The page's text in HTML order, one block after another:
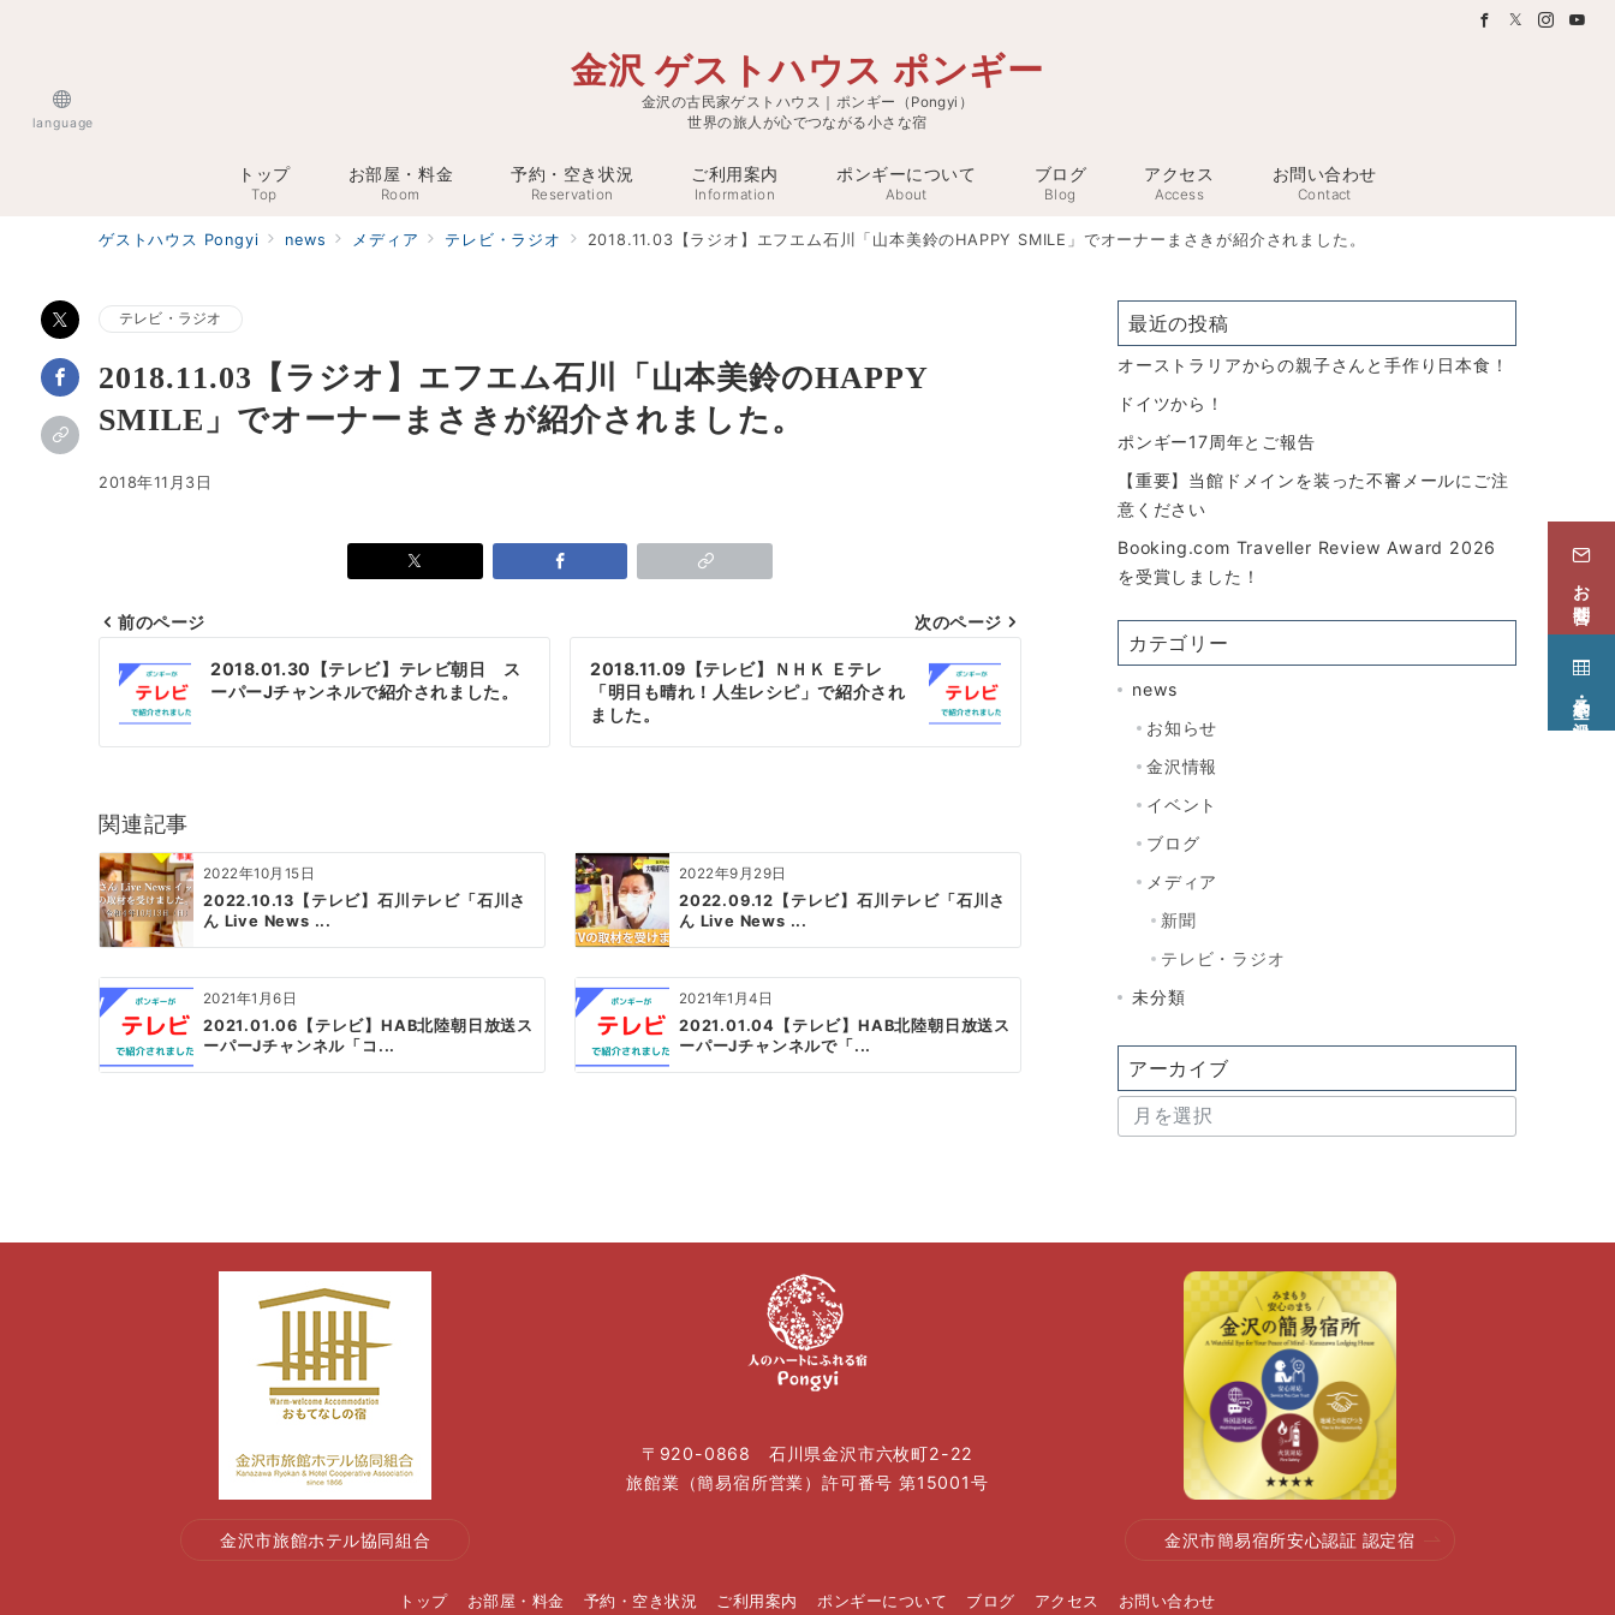
金沢 ゲストハウス ポンギー
金沢の古民家ゲストハウス｜ポンギー（Pongyi）
世界の旅人が心でつながる小さな宿
language
トップ
Top
お部屋・料金
Room
予約・空き状況
Reservation
ご利用案内
Information
ポンギーについて
About
ブログ
Blog
アクセス
Access
お問い合わせ
Contact
ゲストハウス Pongyi news メディア テレビ・ラジオ 2018.11.03【ラジオ】エフエム石川「山本美鈴のHAPPY SMILE」でオーナーまさきが紹介されました。
テレビ・ラジオ
2018.11.03【ラジオ】エフエム石川「山本美鈴のHAPPY
SMILE」でオーナーまさきが紹介されました。
2018年11月3日
投
ナ
ゲ
ー
シ
ン
前のページ
2018.01.30【テレビ】テレビ朝日 ス
ーパーJチャンネルで紹介されました。
次のページ
2018.11.09【テレビ】ＮＨＫ Ｅテレ
「明日も晴れ！人生レシピ」で紹介され
ました。
関連記事
2022年10月15日
2022.10.13【テレビ】石川テレビ「石川さ
ん Live News ...
2022年9月29日
2022.09.12【テレビ】石川テレビ「石川さ
ん Live News ...
2021年1月6日
2021.01.06【テレビ】HAB北陸朝日放送ス
ーパーJチャンネル「コ...
2021年1月4日
2021.01.04【テレビ】HAB北陸朝日放送ス
ーパーJチャンネルで「...
最近の投稿
オーストラリアからの親子さんと手作り日本食！
ドイツから！
ポンギー17周年とご報告
【重要】当館ドメインを装った不審メールにご注
意ください
Booking.com Traveller Review Award 2026
を受賞しました！
カテゴリー
news
お知らせ
金沢情報
イベント
ブログ
メディア
新聞
テレビ・ラジオ
未分類
アーカイブ
ー
金沢市旅館ホテル協同組合
〒920-0868 石川県金沢市六枚町2-22
旅館業（簡易宿所営業）許可番号 第15001号
金沢市簡易宿所安心認証 認定宿
トップ お部屋・料金 予約・空き状況 ご利用案内 ポンギーについて ブログ アクセス お問い合わせ
お問合せ
予約・空き状況